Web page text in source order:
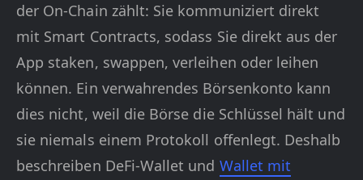
der On-Chain zählt: Sie kommuniziert direkt
mit Smart Contracts, sodass Sie direkt aus der
App staken, swappen, verleihen oder leihen
können. Ein verwahrendes Börsenkonto kann
dies nicht, weil die Börse die Schlüssel hält und
sie niemals einem Protokoll offenlegt. Deshalb
beschreiben DeFi-Wallet und Wallet mit